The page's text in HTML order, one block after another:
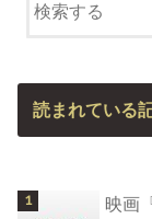
読まれている
映画